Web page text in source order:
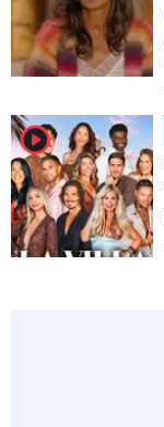
player2